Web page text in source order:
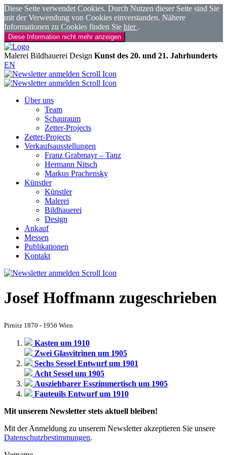
Diese Seite verwendet Cookies. Durch Nutzen dieser Seite sind Sie
mit der Verwendung von Cookies einverstanden. Nähere
Informationen zu Cookies finden Sie hier .
Diese Information nicht mehr anzeigen
Malerei Bildhauerei Design Kunst des 20. und 21. Jahrhunderts
EN
Über uns
Team
Schauraum
Zetter-Projects
Zetter-Projects
Verkaufsausstellungen
Franz Grabmayr – Tanz
Hermann Nitsch
Markus Prachensky
Künstler
Künstler
Malerei
Bildhauerei
Design
Ankauf
Messen
Publikationen
Kontakt
Josef Hoffmann zugeschrieben
Pirnitz 1870 - 1956 Wien
Kasten um 1910
Zwei Glasvitrinen um 1905
Sechs Sessel Entwurf um 1901
Acht Sessel um 1905
Ausziehbarer Esszimmertisch um 1905
Fauteuils Entwurf um 1910
Mit unserem Newsletter stets aktuell bleiben!
Mit der Anmeldung zu unserem Newsletter akzeptieren Sie unsere
Datenschutzbestimmungen.